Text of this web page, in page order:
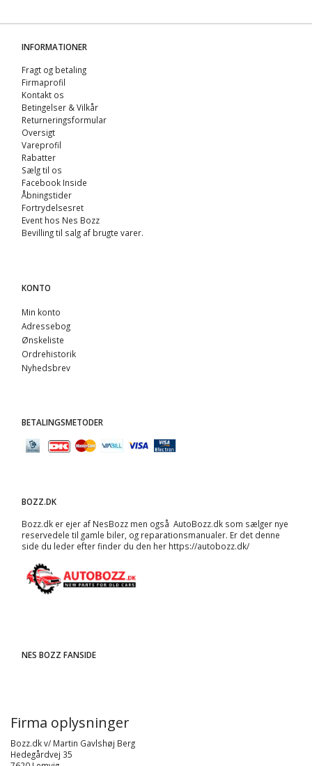
INFORMATIONER
Fragt og betaling
Firmaprofil
Kontakt os
Betingelser & Vilkår
Returneringsformular
Oversigt
Vareprofil
Rabatter
Sælg til os
Facebook Inside
Åbningstider
Fortrydelsesret
Event hos Nes Bozz
Bevilling til salg af brugte varer.
KONTO
Min konto
Adressebog
Ønskeliste
Ordrehistorik
Nyhedsbrev
BETALINGSMETODER
BOZZ.DK
Bozz.dk er ejer af NesBozz men også AutoBozz.dk som sælger nye
reservedele til gamle biler, og reparationsmanualer. Er det denne
side du leder efter finder du den her https://autobozz.dk/
NES BOZZ FANSIDE
Firma oplysninger
Bozz.dk v/ Martin Gavlshøj Berg
Hedegårdvej 35